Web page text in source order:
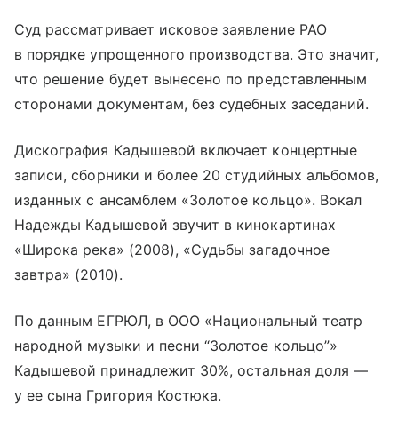
Суд рассматривает исковое заявление РАО
в порядке упрощенного производства. Это значит,
что решение будет вынесено по представленным
сторонами документам, без судебных заседаний.
Дискография Кадышевой включает концертные
записи, сборники и более 20 студийных альбомов,
изданных с ансамблем «Золотое кольцо». Вокал
Надежды Кадышевой звучит в кинокартинах
«Широка река» (2008), «Судьбы загадочное
завтра» (2010).
По данным ЕГРЮЛ, в ООО «Национальный театр
народной музыки и песни “Золотое кольцо”»
Кадышевой принадлежит 30%, остальная доля —
у ее сына Григория Костюка.